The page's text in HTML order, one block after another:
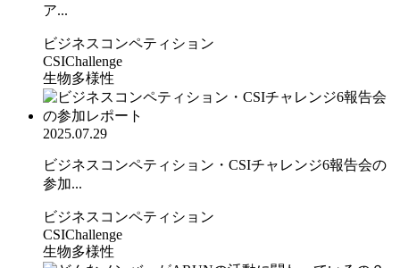
ア...
ビジネスコンペティション
CSIChallenge
生物多様性
2025.07.29
ビジネスコンペティション・CSIチャレンジ6報告会の
参加...
ビジネスコンペティション
CSIChallenge
生物多様性